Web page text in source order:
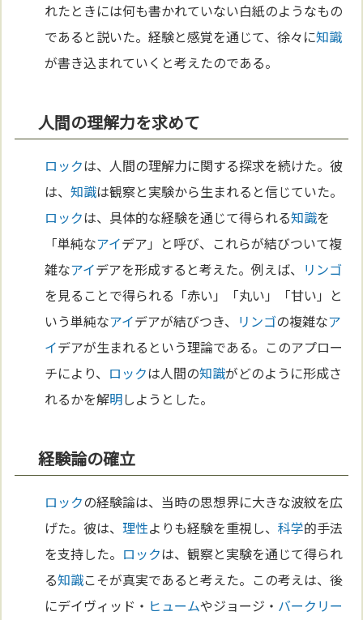
れたときには何も書かれていない白紙のようなもの
であると説いた。経験と感覚を通じて、徐々に知識
が書き込まれていくと考えたのである。
人間の理解力を求めて
ロックは、人間の理解力に関する探求を続けた。彼
は、知識は観察と実験から生まれると信じていた。
ロックは、具体的な経験を通じて得られる知識を
「単純なアイデア」と呼び、これらが結びついて複
雑なアイデアを形成すると考えた。例えば、 リンゴ
を見ることで得られる「赤い」「丸い」「甘い」と
いう単純なアイデアが結びつき、 リンゴの複雑なア
イデアが生まれるという理論である。このアプロー
チにより、 ロックは人間の知識がどのように形成さ
れるかを解明しようとした。
経験論の確立
ロックの経験論は、当時の思想界に大きな波紋を広
げた。彼は、理性よりも経験を重視し、科学的手法
を支持した。 ロックは、観察と実験を通じて得られ
る知識こそが真実であると考えた。この考えは、後
にデイヴィッド・ ヒュームやジョージ・ バークリー